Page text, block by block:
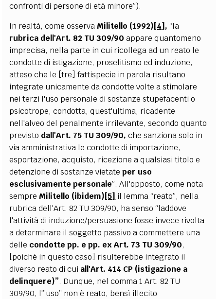
confronti di persone di età minore”).
In realtà, come osserva Militello (1992)[4], “la
rubrica dell'Art. 82 TU 309/90 appare quantomeno
imprecisa, nella parte in cui ricollega ad un reato le
condotte di istigazione, proselitismo ed induzione,
atteso che le [tre] fattispecie in parola risultano
integrate unicamente da condotte volte a stimolare
nei terzi l'uso personale di sostanze stupefacenti o
psicotrope, condotta, quest'ultima, ricadente
nell'alveo del penalmente irrilevante, secondo quanto
previsto dall'Art. 75 TU 309/90, che sanziona solo in
via amministrativa le condotte di importazione,
esportazione, acquisto, ricezione a qualsiasi titolo e
detenzione di sostanze vietateper uso
esclusivamente personale”. All'opposto, come nota
sempre Militello (ibidem)[5] il lemma “reato”, nella
rubrica dell'Art. 82 TU 309/90, ha senso “laddove
l'attività di induzione/persuasione fosse invece rivolta
a determinare il soggetto passivo a commettere una
delle condotte pp. e pp. ex Art. 73 TU 309/90,
[poiché in questo caso] risulterebbe integrato il
diverso reato di cui all'Art. 414 CP (istigazione a
delinquere)”. Dunque, nel comma 1 Art. 82 TU
309/90, l'”uso” non è reato, bensì illecito